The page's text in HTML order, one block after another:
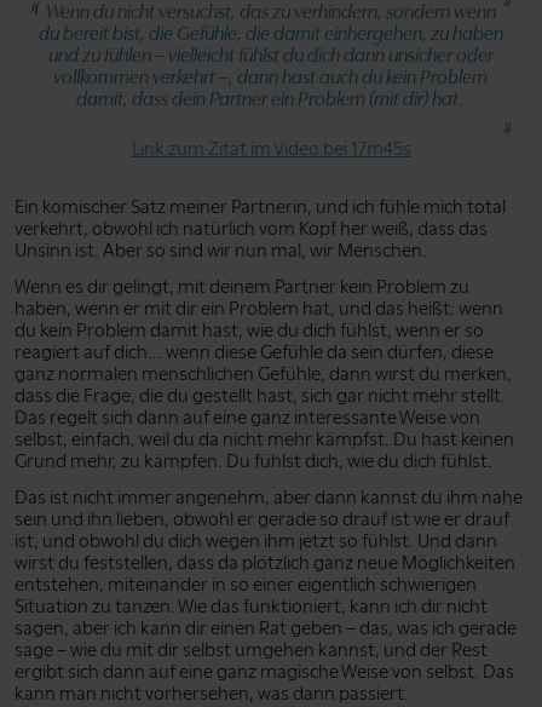
Wenn du nicht versuchst, das zu verhindern, sondern wenn
du bereit bist, die Gefühle, die damit einhergehen, zu haben
und zu fühlen – vielleicht fühlst du dich dann unsicher oder
vollkommen verkehrt –, dann hast auch du kein Problem
damit, dass dein Partner ein Problem (mit dir) hat.
Link zum Zitat im Video bei 17m45s
Ein komischer Satz meiner Partnerin, und ich fühle mich total
verkehrt, obwohl ich natürlich vom Kopf her weiß, dass das
Unsinn ist. Aber so sind wir nun mal, wir Menschen.
Wenn es dir gelingt, mit deinem Partner kein Problem zu
haben, wenn er mit dir ein Problem hat, und das heißt: wenn
du kein Problem damit hast, wie du dich fühlst, wenn er so
reagiert auf dich... wenn diese Gefühle da sein dürfen, diese
ganz normalen menschlichen Gefühle, dann wirst du merken,
dass die Frage, die du gestellt hast, sich gar nicht mehr stellt.
Das regelt sich dann auf eine ganz interessante Weise von
selbst, einfach, weil du da nicht mehr kämpfst. Du hast keinen
Grund mehr, zu kämpfen. Du fühlst dich, wie du dich fühlst.
Das ist nicht immer angenehm, aber dann kannst du ihm nahe
sein und ihn lieben, obwohl er gerade so drauf ist wie er drauf
ist, und obwohl du dich wegen ihm jetzt so fühlst. Und dann
wirst du feststellen, dass da plötzlich ganz neue Möglichkeiten
entstehen, miteinander in so einer eigentlich schwierigen
Situation zu tanzen. Wie das funktioniert, kann ich dir nicht
sagen, aber ich kann dir einen Rat geben – das, was ich gerade
sage – wie du mit dir selbst umgehen kannst, und der Rest
ergibt sich dann auf eine ganz magische Weise von selbst. Das
kann man nicht vorhersehen, was dann passiert.